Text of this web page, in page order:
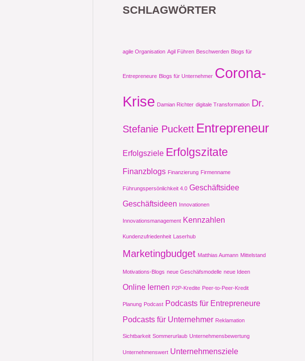
SCHLAGWÖRTER
agile Organisation Agil Führen Beschwerden Blogs für
Entrepreneure Blogs für Unternehmer Corona-
Krise Damian Richter digitale Transformation Dr.
Stefanie Puckett Entrepreneur
Erfolgsziele Erfolgszitate
Finanzblogs Finanzierung Firmenname
Führungspersönlichkeit 4.0 Geschäftsidee
Geschäftsideen Innovationen
Innovationsmanagement Kennzahlen
Kundenzufriedenheit Laserhub
Marketingbudget Matthias Aumann Mittelstand
Motivations-Blogs neue Geschäfsmodelle neue Ideen
Online lernen P2P-Kredite Peer-to-Peer-Kredit
Planung Podcast Podcasts für Entrepreneure
Podcasts für Unternehmer Reklamation
Sichtbarkeit Sommerurlaub Unternehmensbewertung
Unternehmenswert Unternehmensziele